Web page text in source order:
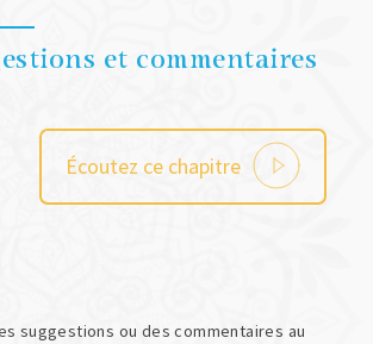
et commentaires
Écoutez ce chapitre
suggestions ou des commentaires au